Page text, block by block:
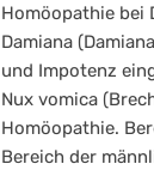
Homöopathie bei
Damiana
und Impotenz
Nux vomica
Homöopathie.
Bereich der